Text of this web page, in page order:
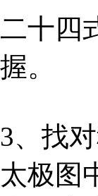
二十四
握。
3、找
太极图